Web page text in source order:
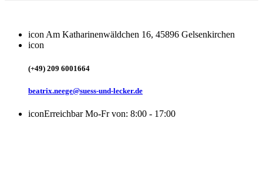
iconAm Katharinenwäldchen 16, 45896 Gelsenkirchen
icon
(+49) 209 6001664
beatrix.neege@suess-und-lecker.de
iconErreichbar Mo-Fr von: 8:00 - 17:00